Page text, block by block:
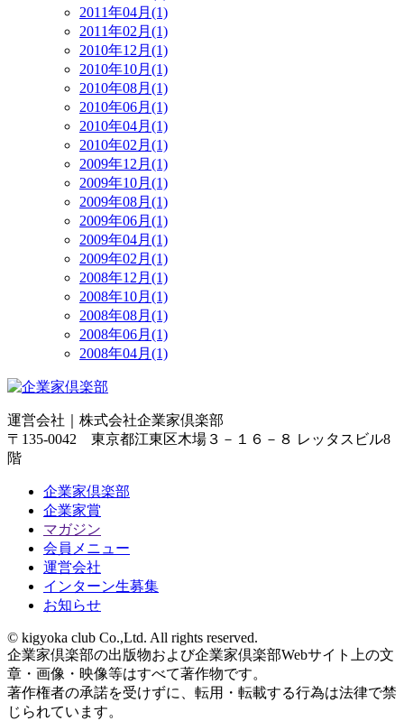
2011年04月(1)
2011年02月(1)
2010年12月(1)
2010年10月(1)
2010年08月(1)
2010年06月(1)
2010年04月(1)
2010年02月(1)
2009年12月(1)
2009年10月(1)
2009年08月(1)
2009年06月(1)
2009年04月(1)
2009年02月(1)
2008年12月(1)
2008年10月(1)
2008年08月(1)
2008年06月(1)
2008年04月(1)
運営会社｜ 株式会社企業家倶楽部
〒135-0042 東京都江東区木場３－１６－８ レッタスビル8
階
企業家倶楽部
企業家賞
マガジン
会員メニュー
運営会社
インターン生募集
お知らせ
© kigyoka club Co.,Ltd. All rights reserved.
企業家倶楽部の出版物および企業家倶楽部Webサイト上の文
章・画像・映像等はすべて著作物です。
著作権者の承諾を受けずに、転用・転載する行為は法律で禁
じられています。